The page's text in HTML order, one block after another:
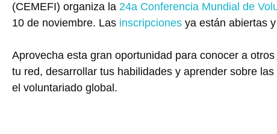
(CEMEFI) organiza la 24a Conferencia Mundial de
10 de noviembre. Las inscripciones ya están abiertas
Aprovecha esta gran oportunidad para conocer a
tu red, desarrollar tus habilidades y aprender sobre
el voluntariado global.